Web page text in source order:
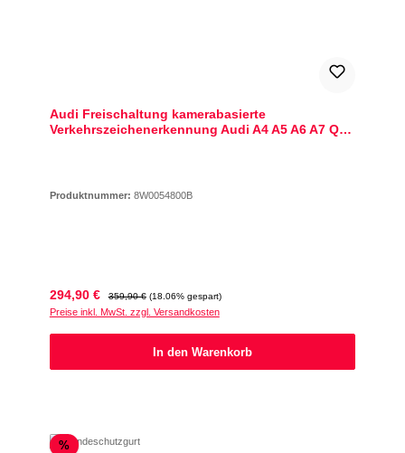
Audi Freischaltung kamerabasierte
Verkehrszeichenerkennung Audi A4 A5 A6 A7 Q3
Produktnummer: 8W0054800B
Verkaufspreis:
294,90 € Regulärer Preis:
359,90 € (18.06% gespart)
Preise inkl. MwSt. zzgl. Versandkosten
In den Warenkorb
%Rabatt